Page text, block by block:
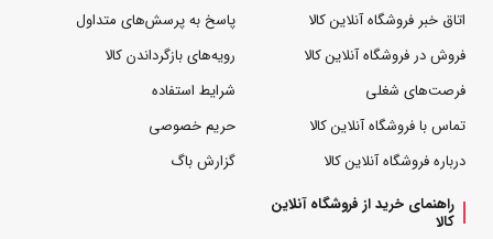
اتاق خبر فروشگاه آنلاین کالا
فروش در فروشگاه آنلاین کالا
فرصت‌های شغلی
تماس با فروشگاه آنلاین کالا
درباره فروشگاه آنلاین کالا
پاسخ به پرسش‌های متداول
رویه‌های بازگرداندن کالا
شرایط استفاده
حریم خصوصی
گزارش باگ
راهنمای خرید از فروشگاه آنلاین
کالا